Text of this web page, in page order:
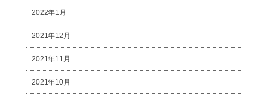
2022年1月
2021年12月
2021年11月
2021年10月